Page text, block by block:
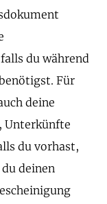
du während
Für
deine
Unterkünfte
du vorhast,
deinen